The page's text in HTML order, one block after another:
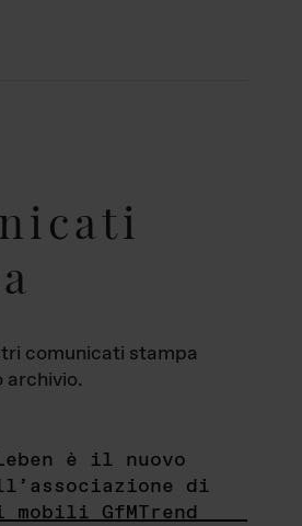
comunicati stampa
archivio.
è il nuovo
di
GfMTrend